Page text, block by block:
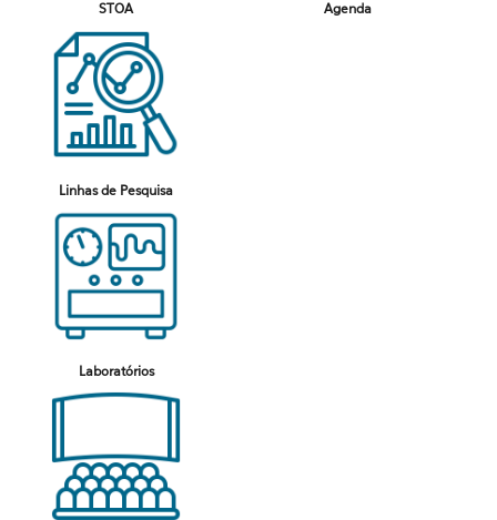
STOA Agenda
Linhas de Pesquisa
Laboratórios